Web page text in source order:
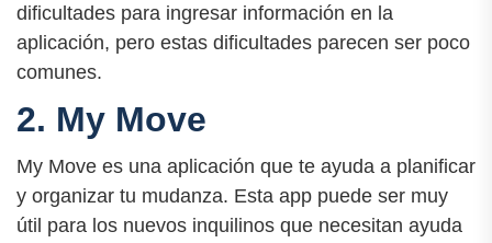
dificultades para ingresar información en la
aplicación, pero estas dificultades parecen ser poco
comunes.
2. My Move
My Move es una aplicación que te ayuda a planificar
y organizar tu mudanza. Esta app puede ser muy
útil para los nuevos inquilinos que necesitan ayuda